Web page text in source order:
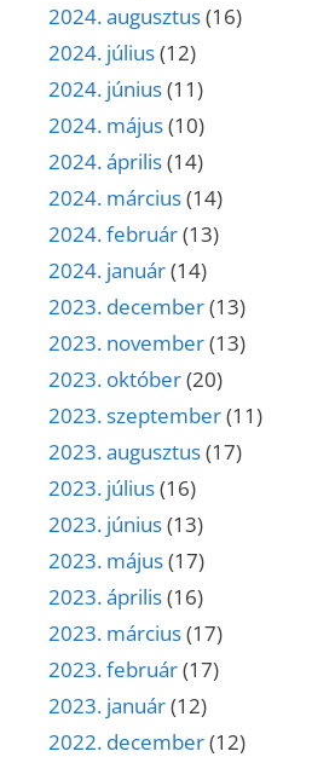
2024. augusztus(16)
2024. július(12)
2024. június(11)
2024. május(10)
2024. április(14)
2024. március(14)
2024. február(13)
2024. január(14)
2023. december(13)
2023. november(13)
2023. október(20)
2023. szeptember(11)
2023. augusztus(17)
2023. július(16)
2023. június(13)
2023. május(17)
2023. április(16)
2023. március(17)
2023. február(17)
2023. január(12)
2022. december(12)